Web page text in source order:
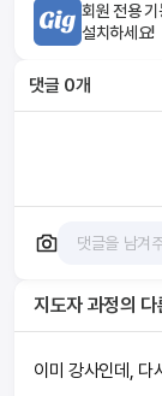
회원 전용
설치하세요!
댓글 0개
지도자 과정의 다
이미 강사인데, 다